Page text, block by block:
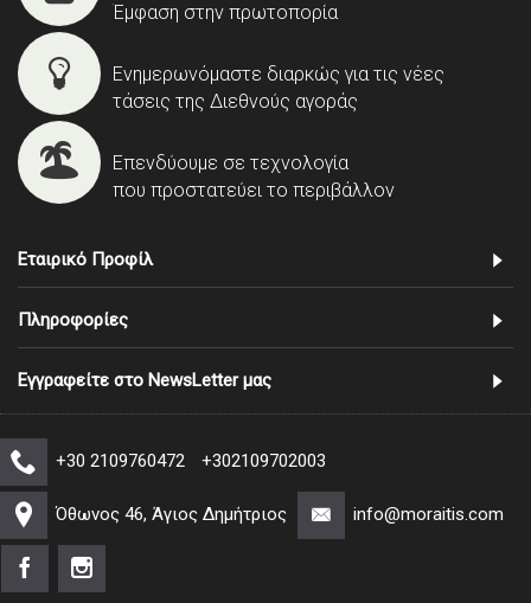
Έμφαση στην πρωτοπορία
Ενημερωνόμαστε διαρκώς για τις νέες
τάσεις της Διεθνούς αγοράς
Επενδύουμε σε τεχνολογία
που προστατεύει το περιβάλλον
Εταιρικό Προφίλ
Πληροφορίες
Εγγραφείτε στο NewsLetter μας
+30 2109760472 +302109702003
Όθωνος 46, Άγιος Δημήτριος info@moraitis.com